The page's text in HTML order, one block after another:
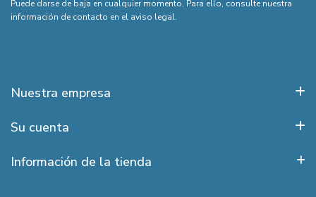
Puede darse de baja en cualquier momento. Para ello, consulte nuestra
información de contacto en el aviso legal.
Nuestra empresa
Su cuenta
Información de la tienda